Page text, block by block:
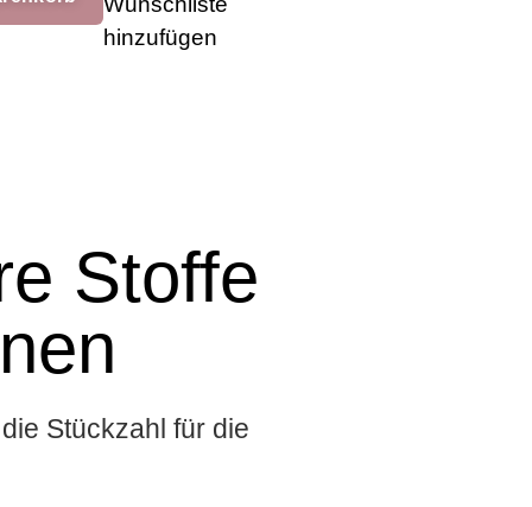
hinzufügen
Stoffe
Stückzahl für die